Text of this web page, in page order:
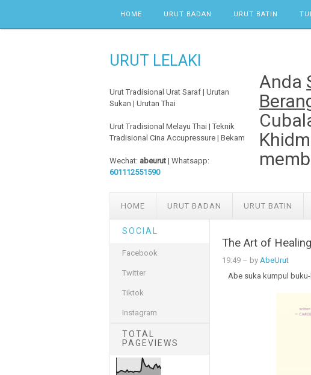
HOME URUT BADAN URUT BATIN
URUT LELAKI
Urut Tradisional Urat Saraf | Urutan
Sukan | Urutan Thai
Urut Tradisional Melayu Thai | Teknik
Tradisional Cina Accupressure | Bekam
Wechat: abeurut | Whatsapp:
601112551590
Anda
HOME URUT BADAN URUT BATIN
SOCIAL
Facebook
Twitter
Tiktok
Instagram
TOTAL
PAGEVIEWS
The Art of Healing
19:49– by AbeUrut
Abe suka kumpul